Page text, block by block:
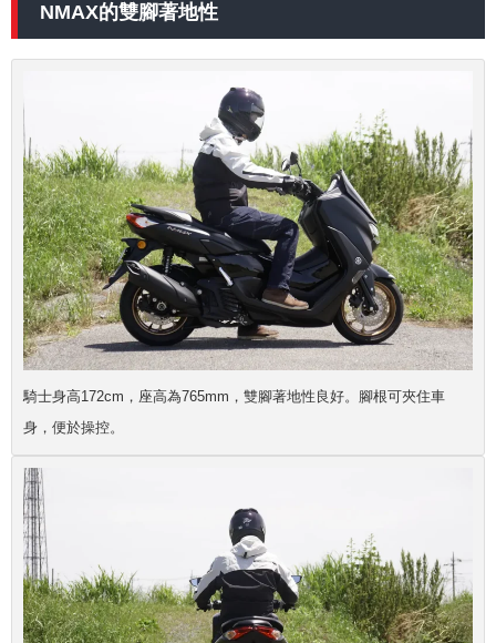
NMAX的雙腳著地性
騎士身高172cm，座高為765mm，雙腳著地性良好。腳根可夾住車
身，便於操控。